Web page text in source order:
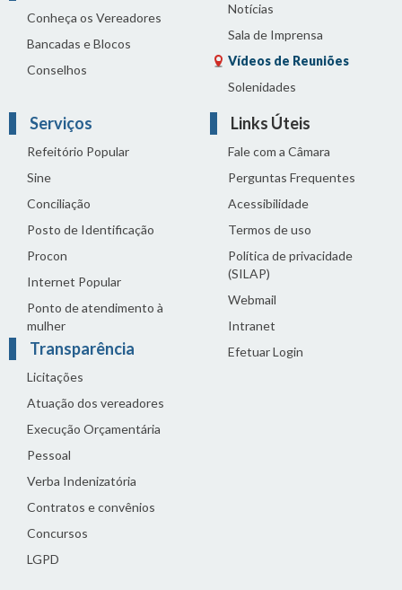
Conheça os Vereadores
Bancadas e Blocos
Conselhos
Notícias
Sala de Imprensa
Vídeos de Reuniões
Solenidades
Serviços
Refeitório Popular
Sine
Conciliação
Posto de Identificação
Procon
Internet Popular
Ponto de atendimento à
mulher
Transparência
Licitações
Atuação dos vereadores
Execução Orçamentária
Pessoal
Verba Indenizatória
Contratos e convênios
Concursos
LGPD
Links Úteis
Fale com a Câmara
Perguntas Frequentes
Acessibilidade
Termos de uso
Política de privacidade
(SILAP)
Webmail
Intranet
Efetuar Login